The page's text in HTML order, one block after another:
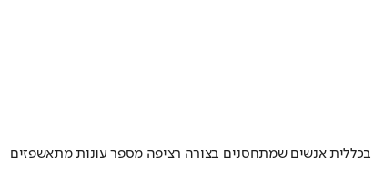
בכללית אנשים שמתחסנים בצורה רציפה מספר עונות מתאשפזים